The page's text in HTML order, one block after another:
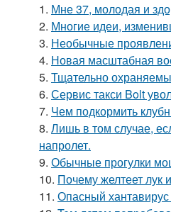
1. Мне 37, молодая и
2. Многие идеи,
3. Необычные
4. Новая масштабная
5. Тщательно
6. Сервис такси Bolt
7. Чем подкормить
8. Лишь в том случае,
напролет.
9. Обычные прогулки
10. Почему желтеет лук
11. Опасный